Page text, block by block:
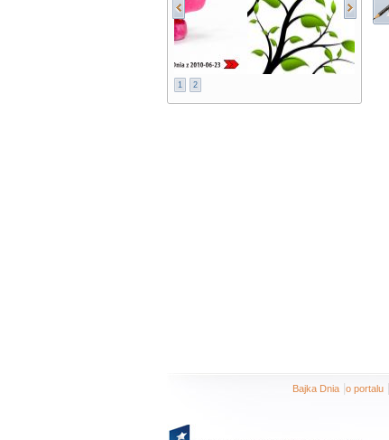
1 2
Bajka Dnia o portalu